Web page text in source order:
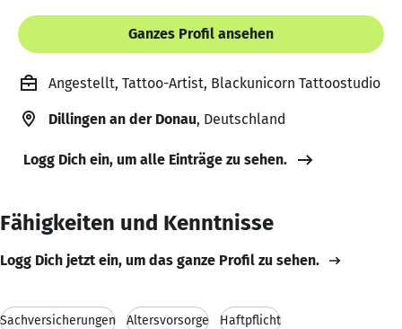
Ganzes Profil ansehen
Angestellt, Tattoo-Artist, Blackunicorn Tattoostudio
Dillingen an der Donau, Deutschland
Logg Dich ein, um alle Einträge zu sehen.
Fähigkeiten und Kenntnisse
Logg Dich jetzt ein, um das ganze Profil zu sehen.
Sachversicherungen Altersvorsorge Haftpflicht